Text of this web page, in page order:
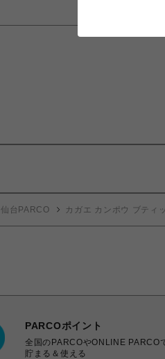
仙台PARCO カガエ カンポウ ブティ
PARCOポイント
全国のPARCOやONLINE PARCO
貯まる＆使える